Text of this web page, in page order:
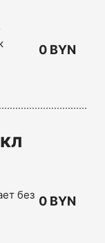
0 BYN
без 0 BYN